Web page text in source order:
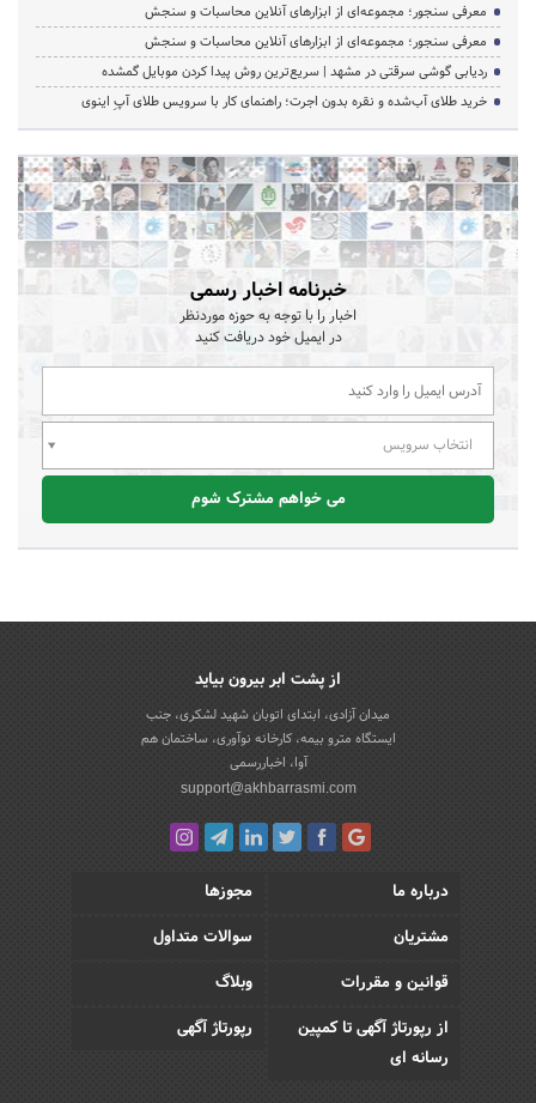
معرفی سنجور؛ مجموعه‌ای از ابزارهای آنلاین محاسبات و سنجش
معرفی سنجور؛ مجموعه‌ای از ابزارهای آنلاین محاسبات و سنجش
ردیابی گوشی سرقتی در مشهد | سریع‌ترین روش پیدا کردن موبایل گمشده
خرید طلای آب‌شده و نقره بدون اجرت؛ راهنمای کار با سرویس طلای آپِ اینوی
خبرنامه اخبار رسمی
اخبار را با توجه به حوزه موردنظر
در ایمیل خود دریافت کنید
انتخاب سرویس
می خواهم مشترک شوم
از پشت ابر بیرون بیاید
میدان آزادی، ابتدای اتوبان شهید لشکری، جنب
ایستگاه مترو بیمه، کارخانه نوآوری، ساختمان هم
آوا، اخباررسمی
support@akhbarrasmi.com
درباره ما
مجوزها
مشتریان
سوالات متداول
قوانین و مقررات
وبلاگ
از رپورتاژ آگهی تا کمپین
رسانه ای
رپورتاژ آگهی